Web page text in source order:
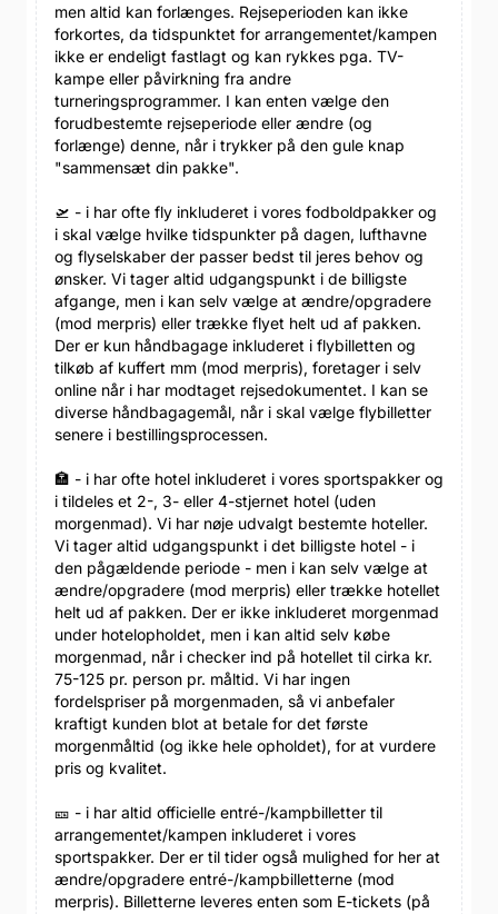
men altid kan forlænges. Rejseperioden kan ikke
forkortes, da tidspunktet for arrangementet/kampen
ikke er endeligt fastlagt og kan rykkes pga. TV-
kampe eller påvirkning fra andre
turneringsprogrammer. I kan enten vælge den
forudbestemte rejseperiode eller ændre (og
forlænge) denne, når i trykker på den gule knap
"sammensæt din pakke".
🛫 - i har ofte fly inkluderet i vores fodboldpakker og
i skal vælge hvilke tidspunkter på dagen, lufthavne
og flyselskaber der passer bedst til jeres behov og
ønsker. Vi tager altid udgangspunkt i de billigste
afgange, men i kan selv vælge at ændre/opgradere
(mod merpris) eller trække flyet helt ud af pakken.
Der er kun håndbagage inkluderet i flybilletten og
tilkøb af kuffert mm (mod merpris), foretager i selv
online når i har modtaget rejsedokumentet. I kan se
diverse håndbagagemål, når i skal vælge flybilletter
senere i bestillingsprocessen.
🏣 - i har ofte hotel inkluderet i vores sportspakker og
i tildeles et 2-, 3- eller 4-stjernet hotel (uden
morgenmad). Vi har nøje udvalgt bestemte hoteller.
Vi tager altid udgangspunkt i det billigste hotel - i
den pågældende periode - men i kan selv vælge at
ændre/opgradere (mod merpris) eller trække hotellet
helt ud af pakken. Der er ikke inkluderet morgenmad
under hotelopholdet, men i kan altid selv købe
morgenmad, når i checker ind på hotellet til cirka kr.
75-125 pr. person pr. måltid. Vi har ingen
fordelspriser på morgenmaden, så vi anbefaler
kraftigt kunden blot at betale for det første
morgenmåltid (og ikke hele opholdet), for at vurdere
pris og kvalitet.
🎫 - i har altid officielle entré-/kampbilletter til
arrangementet/kampen inkluderet i vores
sportspakker. Der er til tider også mulighed for her at
ændre/opgradere entré-/kampbilletterne (mod
merpris). Billetterne leveres enten som E-tickets (på